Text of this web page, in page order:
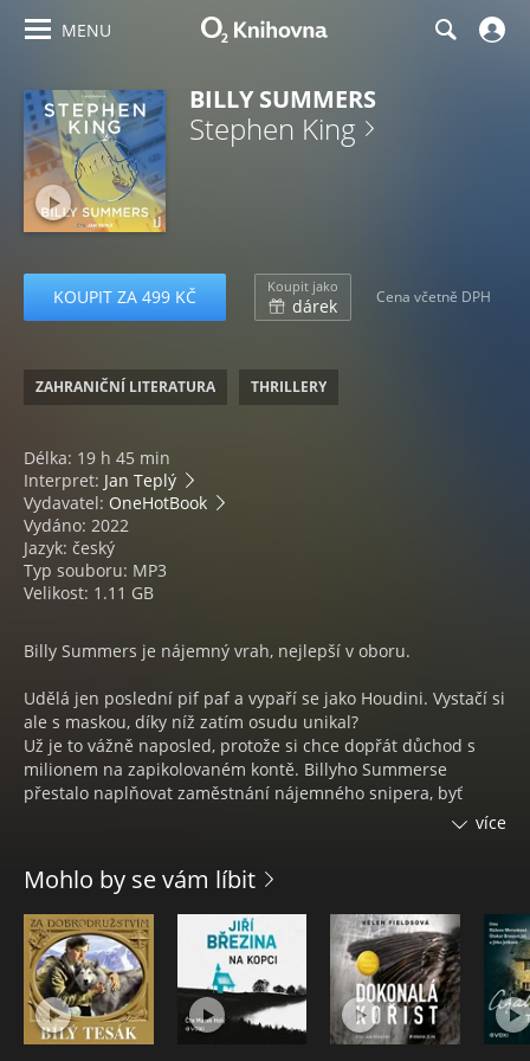
MENU
BILLY SUMMERS
Stephen King
KOUPIT ZA 499 KČ Koupit jako
dárek Cena včetně DPH
ZAHRANIČNÍ LITERATURA THRILLERY
Délka: 19 h 45 min
Interpret: Jan Teplý
Vydavatel: OneHotBook
Vydáno: 2022
Jazyk: český
Typ souboru: MP3
Velikost: 1.11 GB
Billy Summers je nájemný vrah, nejlepší v oboru.
Udělá jen poslední pif paf a vypaří se jako Houdini. Vystačí si
ale s maskou, díky níž zatím osudu unikal?
Už je to vážně naposled, protože si chce dopřát důchod s
milionem na zapikolovaném kontě. Billyho Summerse
přestalo naplňovat zaměstnání nájemného snipera, byť
soudem se mafie ukrutně bojí, se tenhle veterán z války v
Zálivu na zásah jaksepatří připraví a nic neponechá náhodě.
A jako pokaždé si taky nasadí masku přitroublého mamlase,
který lehce splyne s okolím, ačkoli ve skutečnosti má
pořádně za ušima, je ukázkově sečtělý a usebraný jako
zenový mnich. Přesněji řečeno mnich s pěkně uleželým
posttraumatickým syndromem. Jenže v den D se cosi zvrtne
více
Mohlo by se vám líbit